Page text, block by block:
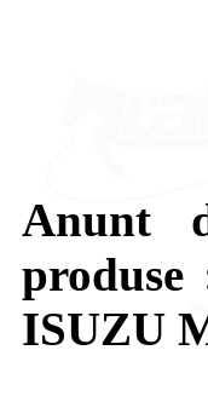
Anunt
ISUZU